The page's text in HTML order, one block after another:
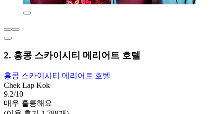
2. 홍콩 스카이시티 메리어트 호텔
홍콩 스카이시티 메리어트 호텔
Chek Lap Kok
9.2/10
매우 훌륭해요